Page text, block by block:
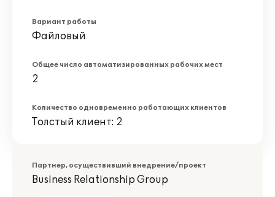
Вариант работы
Файловый
Общее число автоматизированных рабочих мест
2
Количество одновременно работающих клиентов
Толстый клиент: 2
Партнер, осуществивший внедрение/проект
Business Relationship Group